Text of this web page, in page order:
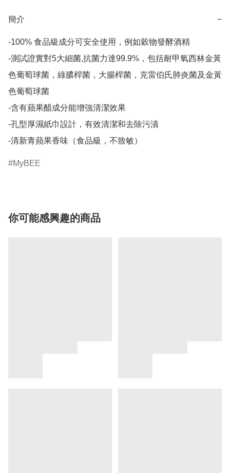
簡介 −
-100% 食品級成分可安全使用，例如穀物發酵酒精
-測試證實對5大細菌,抗菌力達99.9%，包括耐甲氧西林金黃
色葡萄球菌，綠膿桿菌，大腸桿菌，克雷伯氏肺炎菌及金黃
色葡萄球菌
-含有蘋果醋成分能增強清潔效果
-孔型厚濕紙巾設計，有效清潔和去除污漬
-清新青蘋果香味（食品級，不致敏）
MyBEE
你可能感興趣的商品